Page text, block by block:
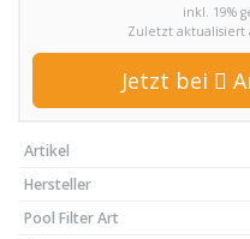
inkl. 19%
Zuletzt aktualisiert
Jetzt bei
Artikel
Hersteller
Pool Filter Art